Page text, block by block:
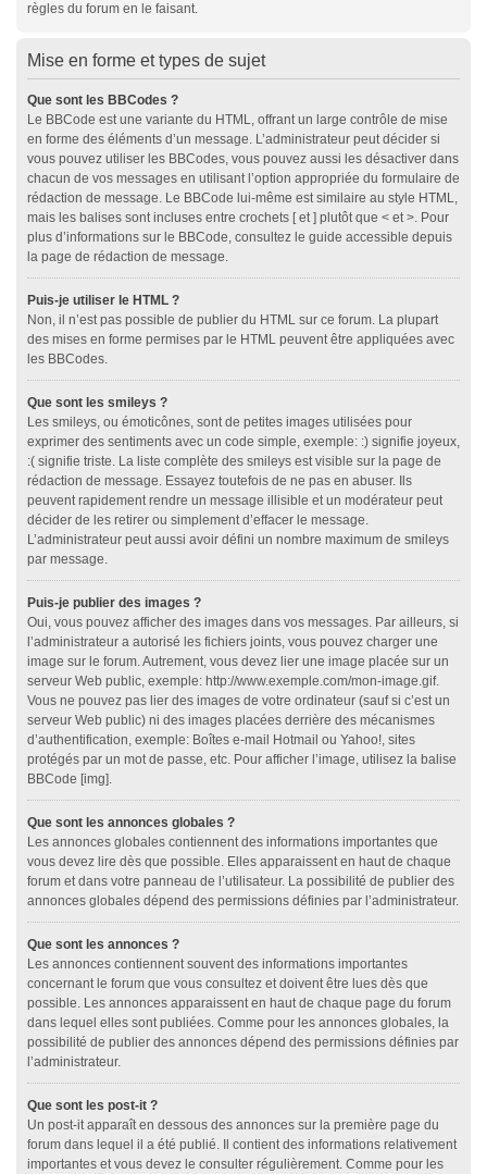
règles du forum en le faisant.
Mise en forme et types de sujet
Que sont les BBCodes ?
Le BBCode est une variante du HTML, offrant un large contrôle de mise
en forme des éléments d’un message. L’administrateur peut décider si
vous pouvez utiliser les BBCodes, vous pouvez aussi les désactiver dans
chacun de vos messages en utilisant l’option appropriée du formulaire de
rédaction de message. Le BBCode lui-même est similaire au style HTML,
mais les balises sont incluses entre crochets [ et ] plutôt que < et >. Pour
plus d’informations sur le BBCode, consultez le guide accessible depuis
la page de rédaction de message.
Puis-je utiliser le HTML ?
Non, il n’est pas possible de publier du HTML sur ce forum. La plupart
des mises en forme permises par le HTML peuvent être appliquées avec
les BBCodes.
Que sont les smileys ?
Les smileys, ou émoticônes, sont de petites images utilisées pour
exprimer des sentiments avec un code simple, exemple: :) signifie joyeux,
:( signifie triste. La liste complète des smileys est visible sur la page de
rédaction de message. Essayez toutefois de ne pas en abuser. Ils
peuvent rapidement rendre un message illisible et un modérateur peut
décider de les retirer ou simplement d’effacer le message.
L’administrateur peut aussi avoir défini un nombre maximum de smileys
par message.
Puis-je publier des images ?
Oui, vous pouvez afficher des images dans vos messages. Par ailleurs, si
l’administrateur a autorisé les fichiers joints, vous pouvez charger une
image sur le forum. Autrement, vous devez lier une image placée sur un
serveur Web public, exemple: http://www.exemple.com/mon-image.gif.
Vous ne pouvez pas lier des images de votre ordinateur (sauf si c’est un
serveur Web public) ni des images placées derrière des mécanismes
d’authentification, exemple: Boîtes e-mail Hotmail ou Yahoo!, sites
protégés par un mot de passe, etc. Pour afficher l’image, utilisez la balise
BBCode [img].
Que sont les annonces globales ?
Les annonces globales contiennent des informations importantes que
vous devez lire dès que possible. Elles apparaissent en haut de chaque
forum et dans votre panneau de l’utilisateur. La possibilité de publier des
annonces globales dépend des permissions définies par l’administrateur.
Que sont les annonces ?
Les annonces contiennent souvent des informations importantes
concernant le forum que vous consultez et doivent être lues dès que
possible. Les annonces apparaissent en haut de chaque page du forum
dans lequel elles sont publiées. Comme pour les annonces globales, la
possibilité de publier des annonces dépend des permissions définies par
l’administrateur.
Que sont les post-it ?
Un post-it apparaît en dessous des annonces sur la première page du
forum dans lequel il a été publié. Il contient des informations relativement
importantes et vous devez le consulter régulièrement. Comme pour les